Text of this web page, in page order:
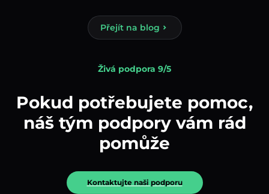
Přejít na blog
Živá podpora 9/5
Pokud potřebujete pomoc,
náš tým podpory vám rád
pomůže
Kontaktujte naši podporu